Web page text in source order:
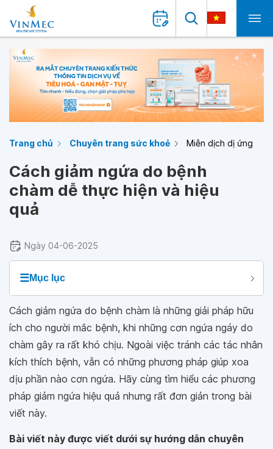
Trang chủ Chuyên trang sức khoẻ Miễn dịch dị ứng
Cách giảm ngứa do bệnh
chàm dễ thực hiện và hiệu
quả
Ngày 04-06-2025
☰Mục lục
Cách giảm ngứa do bệnh chàm là những giải pháp hữu
ích cho người mắc bệnh, khi những cơn ngứa ngáy do
chàm gây ra rất khó chịu. Ngoài việc tránh các tác nhân
kích thích bệnh, vẫn có những phương pháp giúp xoa
dịu phần nào cơn ngứa. Hãy cùng tìm hiểu các phương
pháp giảm ngứa hiệu quả nhưng rất đơn giản trong bài
viết này.
Bài viết này được viết dưới sự hướng dẫn chuyên